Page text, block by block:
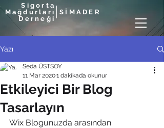
Sigorta
Mağdurları
Derneği
Sİ MA DER
Yazı
Etkileyici Bir Blog
Tasarlayın
Seda ÜSTSOY
11 Mar 20201 dakikada okunur
Wix Blogunuzda arasından